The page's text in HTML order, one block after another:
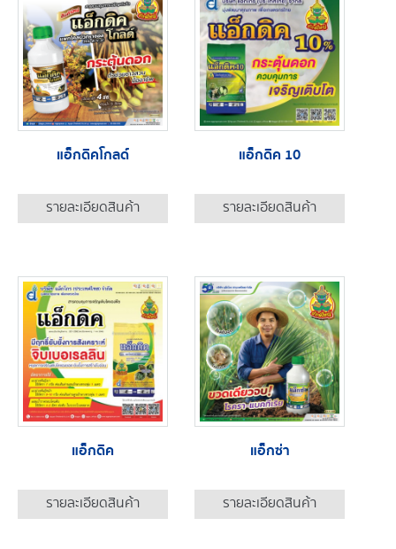
แอ็กดิคโกลด์
รายละเอียดสินค้า
แอ็กดิค 10
รายละเอียดสินค้า
แอ็กดิค
รายละเอียดสินค้า
แอ็กซ่า
รายละเอียดสินค้า